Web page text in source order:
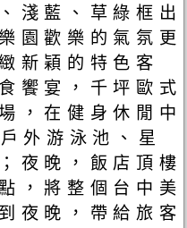
淺藍、草綠框出
園歡樂的氣氛更
新穎的特色客
饗宴，千坪歐式
，在健身休閒中
外游泳池、星
夜晚，飯店頂樓
，將整個台中美
夜晚，帶給旅客